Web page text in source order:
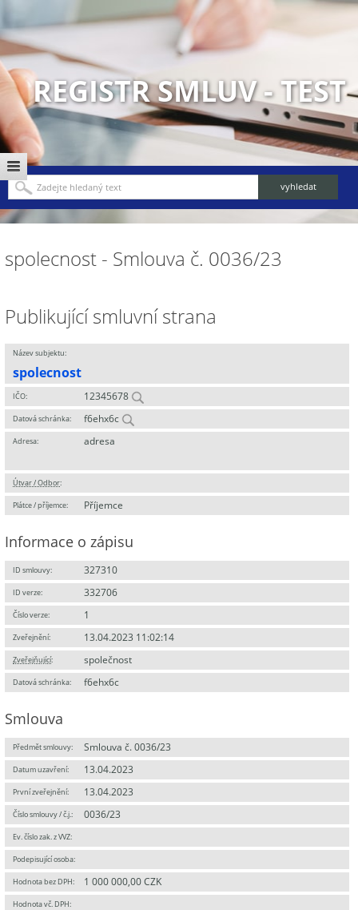
REGISTR SMLUV - TEST
spolecnost - Smlouva č. 0036/23
Publikující smluvní strana
Název subjektu:
spolecnost
IČO: 12345678
Datová schránka: f6ehx6c
Adresa: adresa
Útvar / Odbor:
Plátce / příjemce: Příjemce
Informace o zápisu
ID smlouvy: 327310
ID verze: 332706
Číslo verze: 1
Zveřejnění: 13.04.2023 11:02:14
Zveřejňující: společnost
Datová schránka: f6ehx6c
Smlouva
Předmět smlouvy: Smlouva č. 0036/23
Datum uzavření: 13.04.2023
První zveřejnění: 13.04.2023
Číslo smlouvy / č.j.: 0036/23
Ev. číslo zak. z VVZ:
Podepisující osoba:
Hodnota bez DPH: 1 000 000,00 CZK
Hodnota vč. DPH: